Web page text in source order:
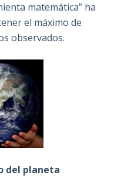
matemática” ha
el máximo de
observados.
del planeta